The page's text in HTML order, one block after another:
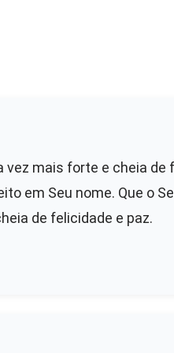
vez mais forte e cheia de
em Seu nome. Que o
de felicidade e paz.